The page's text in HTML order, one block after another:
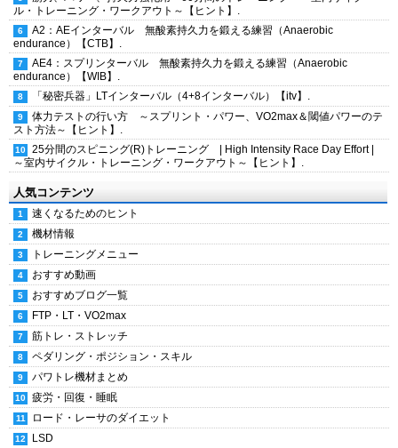
ル・トレーニング・ワークアウト～【ヒント】.
A2：AEインターバル 無酸素持久力を鍛える練習（Anaerobic
endurance）【CTB】.
AE4：スプリンターバル 無酸素持久力を鍛える練習（Anaerobic
endurance）【WIB】.
「秘密兵器」LTインターバル（4+8インターバル）【itv】.
体力テストの行い方 ～スプリント・パワー、VO2max＆閾値パワーのテ
スト方法～【ヒント】.
25分間のスピニング(R)トレーニング | High Intensity Race Day Effort |
～室内サイクル・トレーニング・ワークアウト～【ヒント】.
人気コンテンツ
速くなるためのヒント
機材情報
トレーニングメニュー
おすすめ動画
おすすめブログ一覧
FTP・LT・VO2max
筋トレ・ストレッチ
ペダリング・ポジション・スキル
パワトレ機材まとめ
疲労・回復・睡眠
ロード・レーサのダイエット
LSD